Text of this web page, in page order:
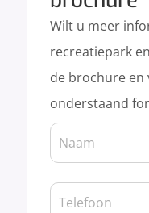
Wilt u meer
recreatiepark
de brochure
onderstaand
Naam
(Vereist)
Naam
Telefoon